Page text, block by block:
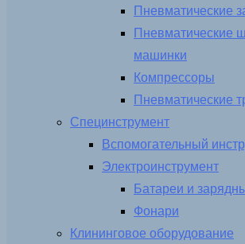
Пневматические
Пневматические
машинки
Компрессоры
Пневматические
Специнструмент
Вспомогательный
Электроинструмент
Батареи и
Фонари
Клининговое оборудование